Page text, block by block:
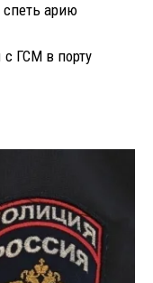
арию
с ГСМ в порту